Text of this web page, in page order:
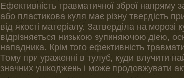
Ефективність травматичної зброї напряму
або пластикова куля має різну твердість
від якості матеріалу. Затверділа на морозі
відрізняється низькою зупиняючою дією,
нападника. Крім того ефективність
Тому при ураженні в тулуб, куди влучити
значних ушкоджень і може продовжувати